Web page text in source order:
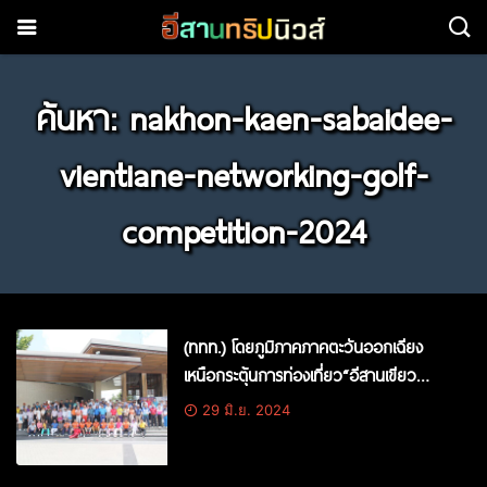
ค้นหา: nakhon-kaen-sabaidee-
vientiane-networking-golf-
competition-2024
(ททท.) โดยภูมิภาคภาคตะวันออกเฉียง
เหนือกระตุ้นการท่องเที่ยว“อีสานเขียว
เที่ยวหน้าฝน ดลบันดาลใจ” นำร่องจัด
29 มิ.ย. 2024